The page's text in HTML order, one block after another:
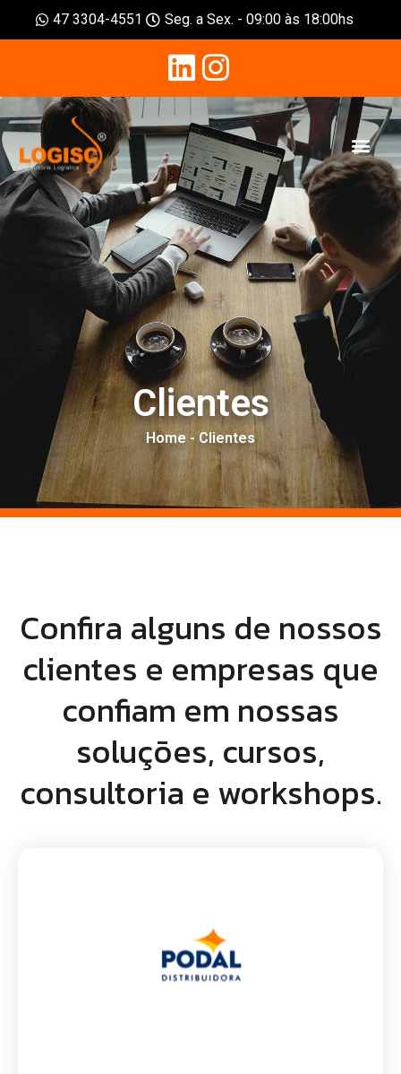
47 3304-4551 Seg. a Sex. - 09:00 às 18:00hs
Clientes
Home - Clientes
Confira alguns de nossos
clientes e empresas que
confiam em nossas
soluções, cursos,
consultoria e workshops.